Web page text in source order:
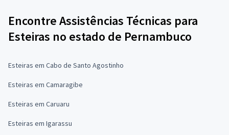
Encontre Assistências Técnicas para
Esteiras no estado de Pernambuco
Esteiras em Cabo de Santo Agostinho
Esteiras em Camaragibe
Esteiras em Caruaru
Esteiras em Igarassu